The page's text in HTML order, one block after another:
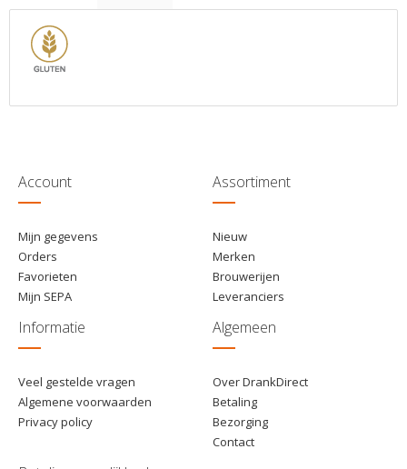
Account
Mijn gegevens
Orders
Favorieten
Mijn SEPA
Assortiment
Nieuw
Merken
Brouwerijen
Leveranciers
Informatie
Veel gestelde vragen
Algemene voorwaarden
Privacy policy
Algemeen
Over DrankDirect
Betaling
Bezorging
Contact